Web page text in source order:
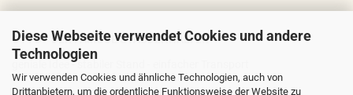
Diese Webseite verwendet Cookies und andere
Technologien
Wir verwenden Cookies und ähnliche Technologien, auch von
Drittanbietern, um die ordentliche Funktionsweise der Website zu
OTTO - DER FAMOSE STAUDENHALTER
geniale Idee - stabiler Stand - einfacher Transport